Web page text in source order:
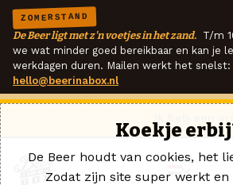
ZOMERSTAND
De Beer ligt met z'n voetjes in het zand. T/m
we wat minder goed bereikbaar en kan je
werkdagen duren. Mailen werkt het snelst:
hello@beerinabox.nl
Koekje
De Beer houdt van cookies, het
Zodat zijn site super werkt